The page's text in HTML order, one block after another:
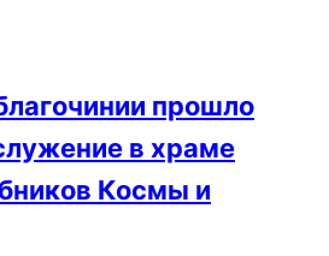
прошло
в храме
Космы и